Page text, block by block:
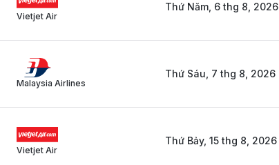
Vietjet Air
Thứ Năm, 6 thg 8, 2026
Malaysia Airlines
Thứ Sáu, 7 thg 8, 2026
Vietjet Air
Thứ Bảy, 15 thg 8, 2026